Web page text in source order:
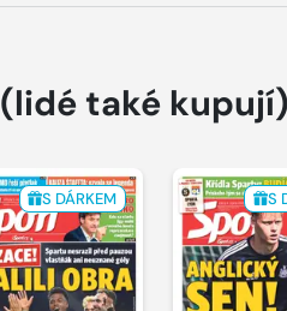
(lidé také kupují)
S DÁRKEM S